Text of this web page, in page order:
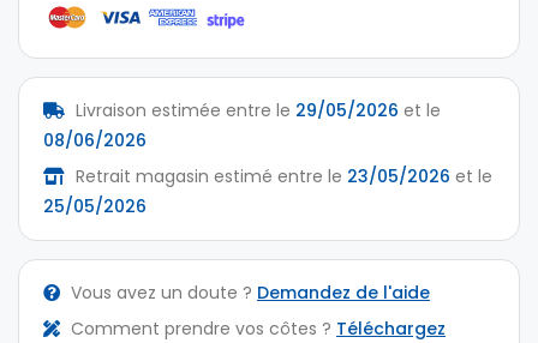
Livraison estimée entre le 29/05/2026 et le
08/06/2026
Retrait magasin estimé entre le 23/05/2026 et le
25/05/2026
Vous avez un doute ? Demandez de l'aide
Comment prendre vos côtes ? Téléchargez